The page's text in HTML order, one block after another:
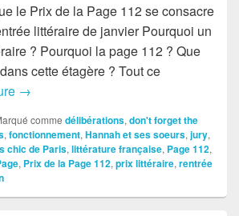
le Prix de la Page 112 se consacre
littéraire de janvier Pourquoi un
? Pourquoi la page 112 ? Que
cette étagère ? Tout ce
What is it ?
→
comme délibérations, don't forget the
, fonctionnement, Hannah et ses soeurs, jury,
chic de Paris, littérature française, Page 112,
, Prix de la Page 112, prix littéraire, rentrée